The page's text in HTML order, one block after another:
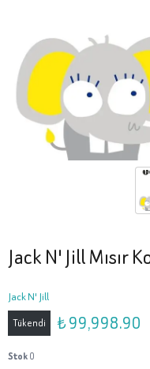
Jack N' Jill Mısır
Jack N' Jill
Tükendi ₺ 99,998.90
Stok0